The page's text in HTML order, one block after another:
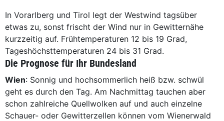
In Vorarlberg und Tirol legt der Westwind tagsüber
etwas zu, sonst frischt der Wind nur in Gewitternähe
kurzzeitig auf. Frühtemperaturen 12 bis 19 Grad,
Tageshöchsttemperaturen 24 bis 31 Grad.
Die Prognose für Ihr Bundesland
Wien: Sonnig und hochsommerlich heiß bzw. schwül
geht es durch den Tag. Am Nachmittag tauchen aber
schon zahlreiche Quellwolken auf und auch einzelne
Schauer- oder Gewitterzellen können vom Wienerwald